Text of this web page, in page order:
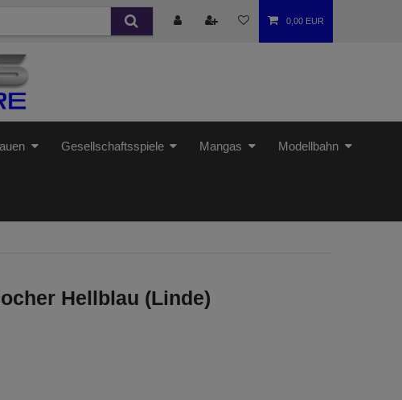
0,00 EUR
Gesellschaftsspiele Mangas Modellbahn
Hellblau (Linde)